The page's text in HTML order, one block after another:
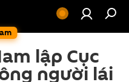
lập Cục
người lái